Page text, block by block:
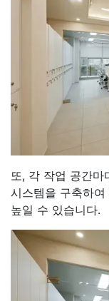
또, 각 작업 공간마
시스템을 구축하
높일 수 있습니다.